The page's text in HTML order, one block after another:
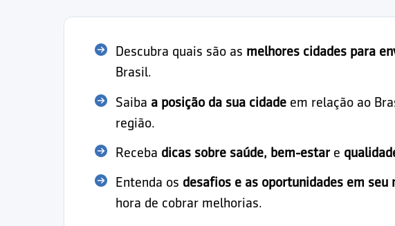
Descubra quais são as melhores cidades para
Brasil.
Saiba a posição da sua cidade em relação ao
região.
Receba dicas sobre saúde, bem-estare
Entenda os desafios e as oportunidades em seu
hora de cobrar melhorias.